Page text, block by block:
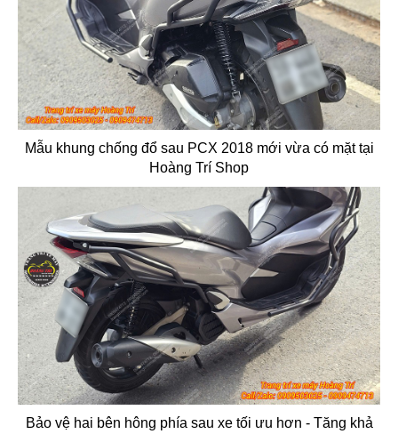
Mẫu khung chống đổ sau PCX 2018 mới vừa có mặt tại
Hoàng Trí Shop
Bảo vệ hai bên hông phía sau xe tối ưu hơn - Tăng khả